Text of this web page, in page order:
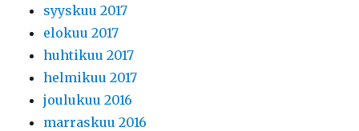
syyskuu 2017
elokuu 2017
huhtikuu 2017
helmikuu 2017
joulukuu 2016
marraskuu 2016